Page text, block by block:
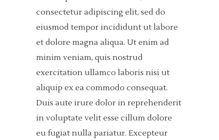
consectetur adipiscing elit, sed do
eiusmod tempor incididunt ut labore
et dolore magna aliqua. Ut enim ad
minim veniam, quis nostrud
exercitation ullamco laboris nisi ut
aliquip ex ea commodo consequat.
Duis aute irure dolor in reprehenderit
in voluptate velit esse cillum dolore
eu fugiat nulla pariatur. Excepteur